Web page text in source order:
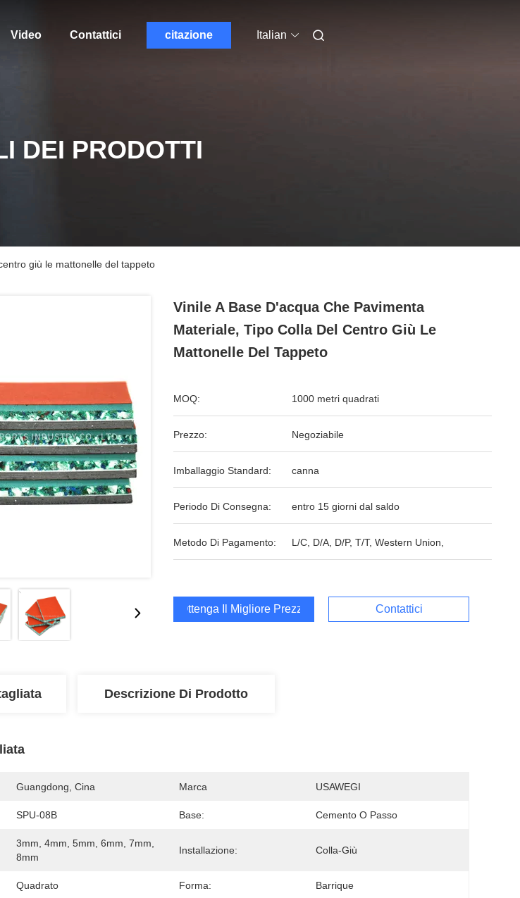
Video Contattici citazione Italian
DEI PRODOTTI
giù le mattonelle del tappeto
Vinile A Base D'acqua Che Pavimenta
Materiale, Tipo Colla Del Centro Giù Le
Mattonelle Del Tappeto
MOQ: 1000 metri quadrati
Prezzo: Negoziabile
Imballaggio Standard: canna
Periodo Di Consegna: entro 15 giorni dal saldo
Metodo Di Pagamento: L/C, D/A, D/P, T/T, Western Union,
Ottenga Il Migliore Prezzo Contattici
Descrizione Di Prodotto
Guangdong, Cina Marca USAWEGI
SPU-08B Base: Cemento O Passo
3mm, 4mm, 5mm, 6mm, 7mm,
8mm
Installazione: Colla-Giù
Quadrato Forma: Barrique